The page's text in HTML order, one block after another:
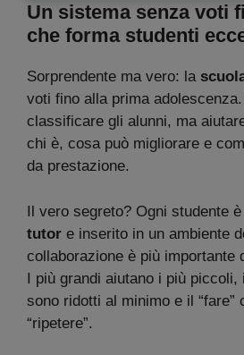
Un sistema senza voti
che forma studenti
Sorprendente ma vero: la
voti fino alla prima adolescenza.
classificare gli alunni, ma
chi è, cosa può migliorare e
da prestazione.
Il vero segreto? Ogni studente
tutor e inserito in un ambiente
collaborazione è più importante
I più grandi aiutano i più
sono ridotti al minimo e il “fare”
“ripetere”.